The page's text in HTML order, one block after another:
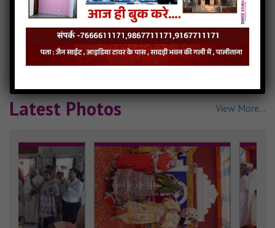
Latest Videos View More...
Latest Photos View More...